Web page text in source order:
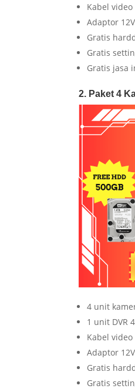
Kabel
Adaptor
Gratis
Gratis
Gratis jasa
2. Paket 4
4 unit
1 unit DVR
Kabel
Adaptor
Gratis
Gratis